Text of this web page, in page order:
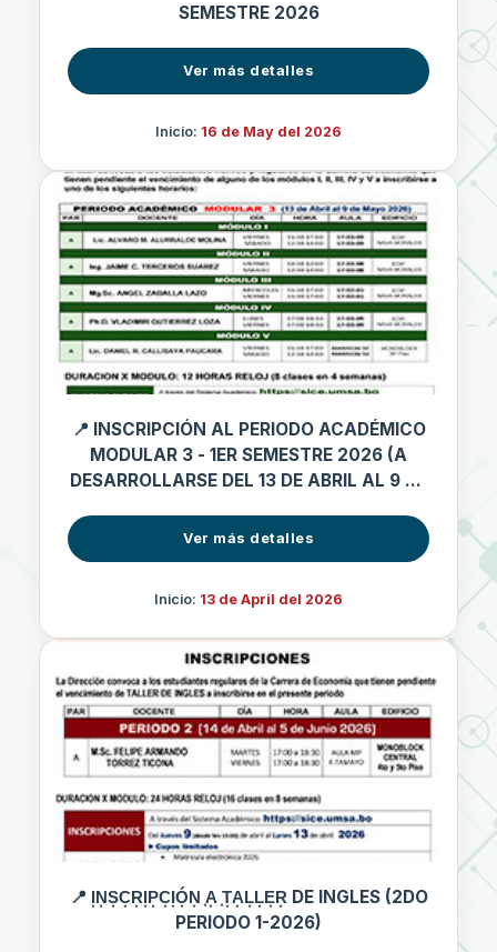
SEMESTRE 2026
Ver más detalles
Inicio: 16 de May del 2026
📍 INSCRIPCIÓN AL PERIODO ACADÉMICO
MODULAR 3 - 1ER SEMESTRE 2026 (A
DESARROLLARSE DEL 13 DE ABRIL AL 9 DE
Ver más detalles
Inicio: 13 de April del 2026
📍 I͙N͙S͙C͙R͙I͙P͙C͙I͙Ó͙N͙ ͙A͙ ͙T͙A͙L͙L͙E͙R͙ DE INGLES (2DO
PERIODO 1-2026)